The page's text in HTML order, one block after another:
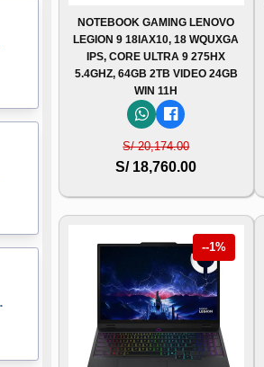
CO., LT
NOTEBOOK GAMING LENOVO
LEGION 9 18IAX10, 18 WQUXGA
IPS, CORE ULTRA 9 275HX
5.4GHZ, 64GB 2TB VIDEO 24GB
WIN 11H
S/ 20,174.00
S/ 18,760.00
--1%